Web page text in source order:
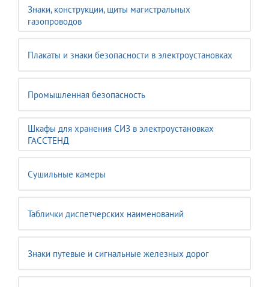
Знаки, конструкции, щиты магистральных
газопроводов
Плакаты и знаки безопасности в электроустановках
Промышленная безопасность
Шкафы для хранения СИЗ в электроустановках
ГАССТЕНД
Сушильные камеры
Таблички диспетчерских наименований
Знаки путевые и сигнальные железных дорог